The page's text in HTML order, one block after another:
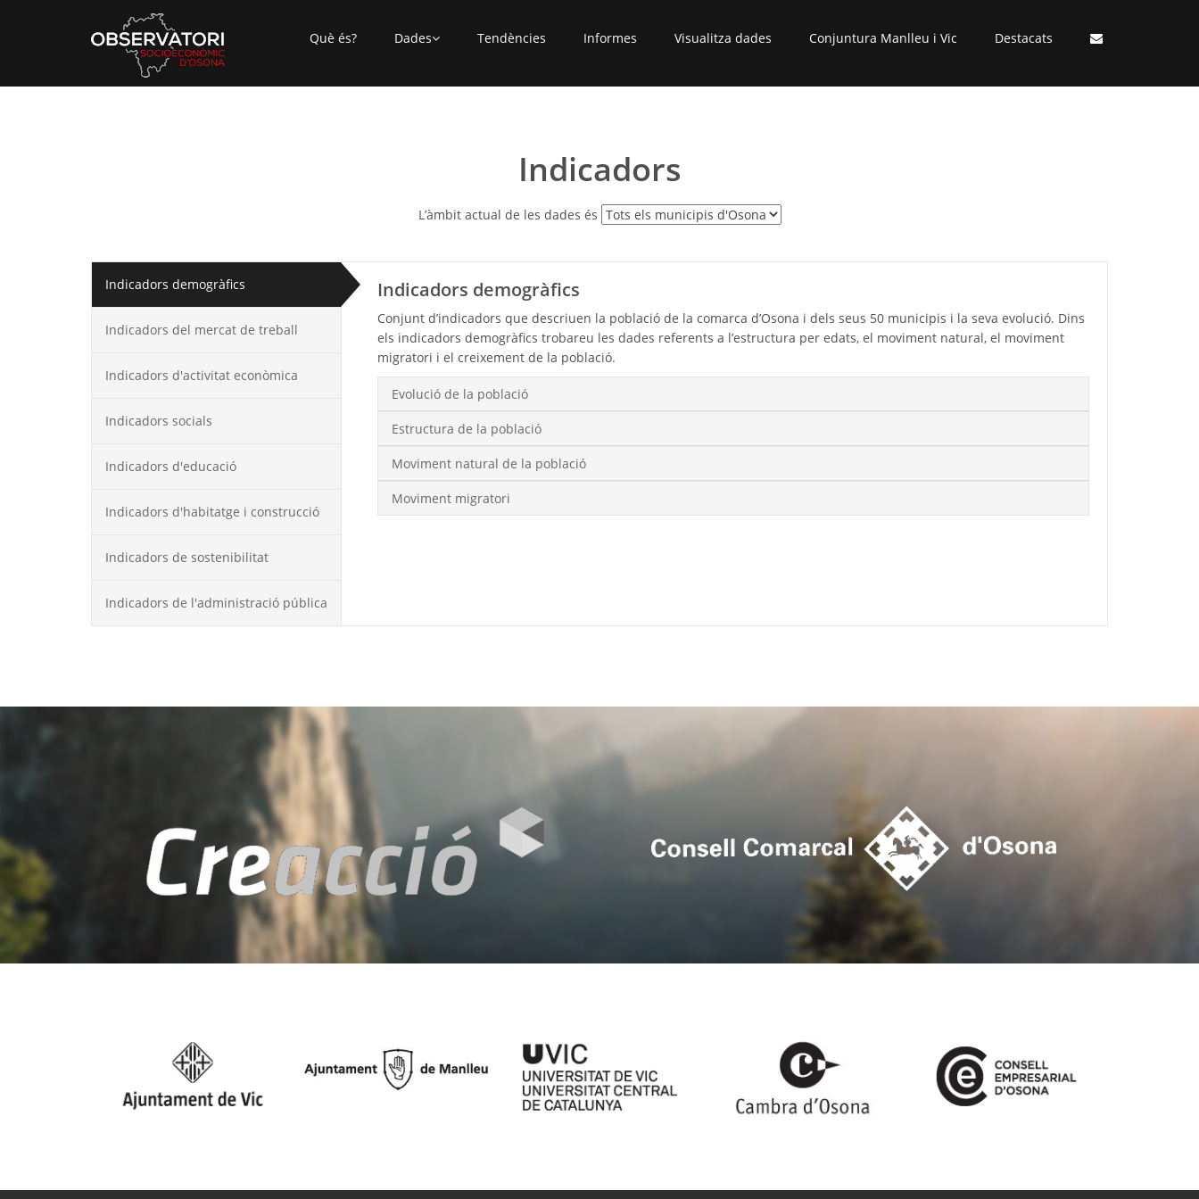
Què és? Dades Tendències Informes Visualitza dades Conjuntura Manlleu i Vic Destacats
Indicadors
L’àmbit actual de les dades és
Indicadors demogràfics
Indicadors del mercat de treball
Indicadors d'activitat econòmica
Indicadors socials
Indicadors d'educació
Indicadors d'habitatge i construcció
Indicadors de sostenibilitat
Indicadors de l'administració pública
Indicadors demogràfics
Conjunt d’indicadors que descriuen la població de la comarca d’Osona i dels seus 50 municipis i la seva evolució. Dins
els indicadors demogràfics trobareu les dades referents a l’estructura per edats, el moviment natural, el moviment
migratori i el creixement de la població.
Evolució de la població
Estructura de la població
Moviment natural de la població
Moviment migratori